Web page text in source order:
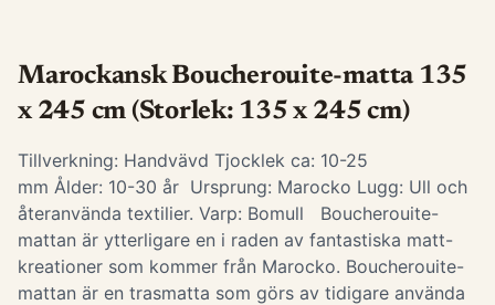
Marockansk Boucherouite-matta 135
x 245 cm (Storlek: 135 x 245 cm)
Tillverkning: Handvävd Tjocklek ca: 10-25
mm Ålder: 10-30 år Ursprung: Marocko Lugg: Ull och
återanvända textilier. Varp: Bomull Boucherouite-
mattan är ytterligare en i raden av fantastiska matt-
kreationer som kommer från Marocko. Boucherouite-
mattan är en trasmatta som görs av tidigare använda